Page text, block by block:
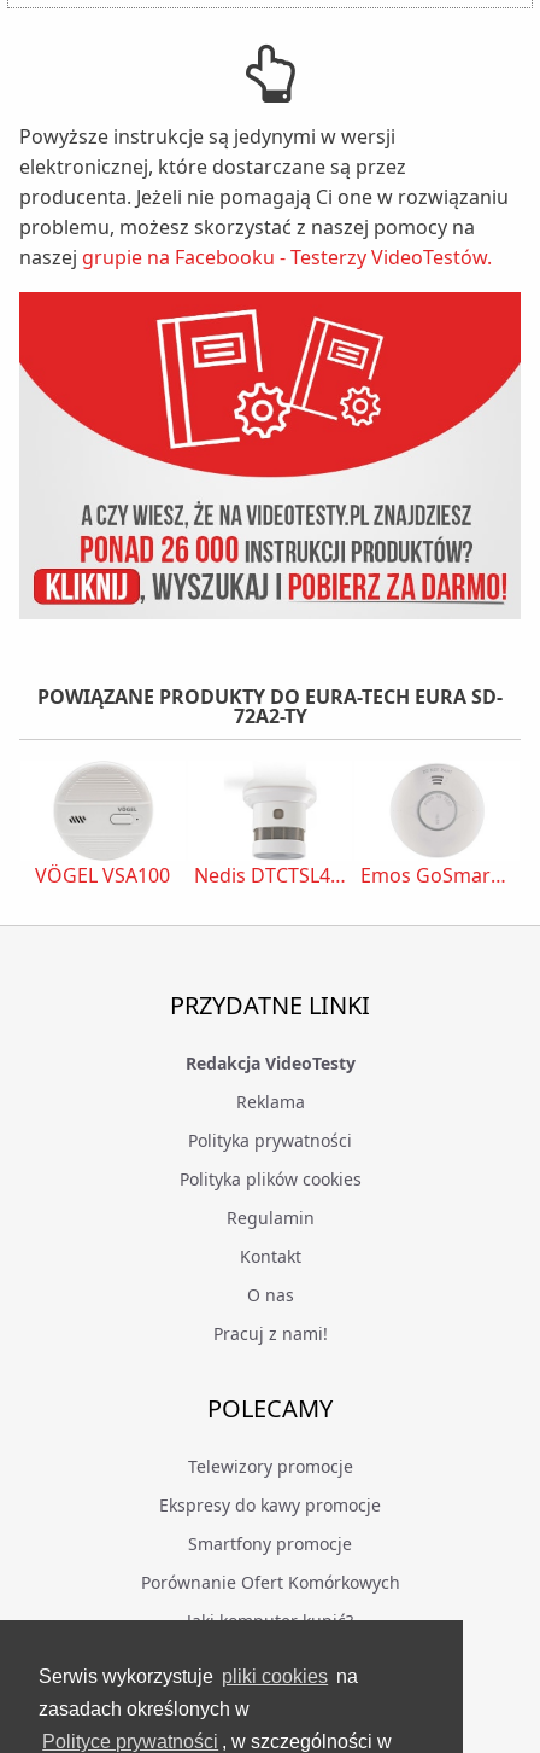
Serwis wykorzystuje pliki cookies na
zasadach określonych w
Polityce prywatności , w szczególności w
Powyższe instrukcje są jedynymi w wersji
elektronicznej, które dostarczane są przez
producenta. Jeżeli nie pomagają Ci one w rozwiązaniu
problemu, możesz skorzystać z naszej pomocy na
naszej grupie na Facebooku - Testerzy VideoTestów.
POWIĄZANE PRODUKTY DO EURA-TECH EURA SD-
72A2-TY
VÖGEL VSA100 Nedis DTCTSL40WT Emos GoSmart TS380C-HW
PRZYDATNE LINKI
Redakcja VideoTesty
Reklama
Polityka prywatności
Polityka plików cookies
Regulamin
Kontakt
O nas
Pracuj z nami!
POLECAMY
Telewizory promocje
Ekspresy do kawy promocje
Smartfony promocje
Porównanie Ofert Komórkowych
Jaki komputer kupić?
BĄDŹ NA BIEŻĄCO